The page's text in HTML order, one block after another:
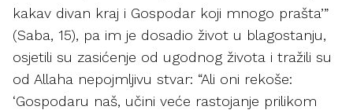
kakav divan kraj i Gospodar koji mnogo prašta’”
(Saba, 15), pa im je dosadio život u blagostanju,
osjetili su zasićenje od ugodnog života i tražili su
od Allaha nepojmljivu stvar: “Ali oni rekoše:
‘Gospodaru naš, učini veće rastojanje prilikom